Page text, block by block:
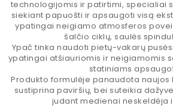
technologijomis ir patirtimi, specialiai
siekiant papuošti ir apsaugoti visą
ypatingai neigiamo atmosferos
šalčio ciklų, saulės
Ypač tinka naudoti pietų-vakarų
ypatingai atšiauriomis ir neigiamomis
statiniams
Produkto formulėje panaudota naujos
sustiprina paviršių, bei suteikia
judant medienai neskeldėja